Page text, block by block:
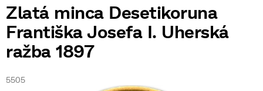
Zlatá minca Desetikoruna
Františka Josefa I. Uherská
ražba 1897
5505